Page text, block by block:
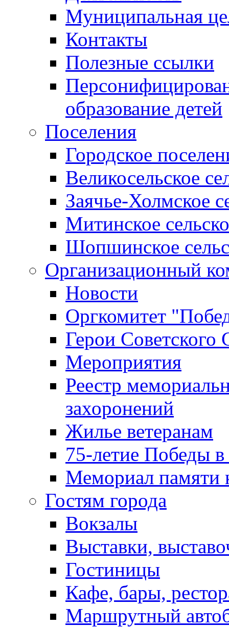
Муниципальная
Контакты
Полезные ссылки
образование детей
Поселения
Городское
Великосельское
Заячье-Холмское
Митинское
Шопшинское
Организационный
Новости
Оргкомитет
Герои Советского
Мероприятия
Реестр
захоронений
Жилье ветеранам
75-летие Победы
Мемориал памяти
Гостям города
Вокзалы
Выставки,
Гостиницы
Кафе, бары,
Маршрутный